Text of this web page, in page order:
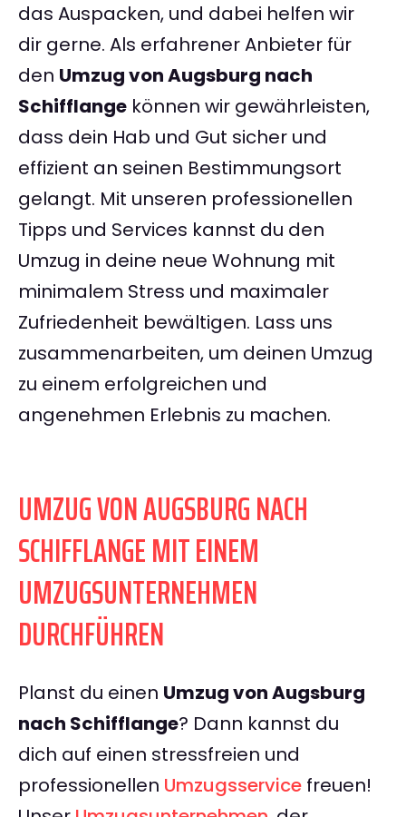
das Auspacken, und dabei helfen wir
dir gerne. Als erfahrener Anbieter für
den Umzug von Augsburg nach
Schifflange können wir gewährleisten,
dass dein Hab und Gut sicher und
effizient an seinen Bestimmungsort
gelangt. Mit unseren professionellen
Tipps und Services kannst du den
Umzug in deine neue Wohnung mit
minimalem Stress und maximaler
Zufriedenheit bewältigen. Lass uns
zusammenarbeiten, um deinen Umzug
zu einem erfolgreichen und
angenehmen Erlebnis zu machen.
UMZUG VON AUGSBURG NACH
SCHIFFLANGE MIT EINEM
UMZUGSUNTERNEHMEN
DURCHFÜHREN
Planst du einen Umzug von Augsburg
nach Schifflange? Dann kannst du
dich auf einen stressfreien und
professionellen Umzugsservice freuen!